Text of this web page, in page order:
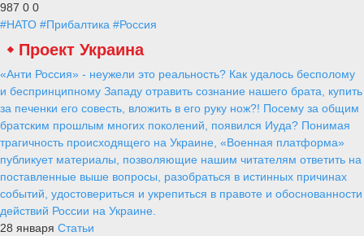
987 0 0
#НАТО #Прибалтика #Россия
Проект Украина
«Анти Россия» - неужели это реальность? Как удалось бесполому
и беспринципному Западу отравить сознание нашего брата, купить
за печенки его совесть, вложить в его руку нож?! Посему за общим
братским прошлым многих поколений, появился Иуда? Понимая
трагичность происходящего на Украине, «Военная платформа»
публикует материалы, позволяющие нашим читателям ответить на
поставленные выше вопросы, разобраться в истинных причинах
событий, удостовериться и укрепиться в правоте и обоснованности
действий России на Украине.
28 января Статьи